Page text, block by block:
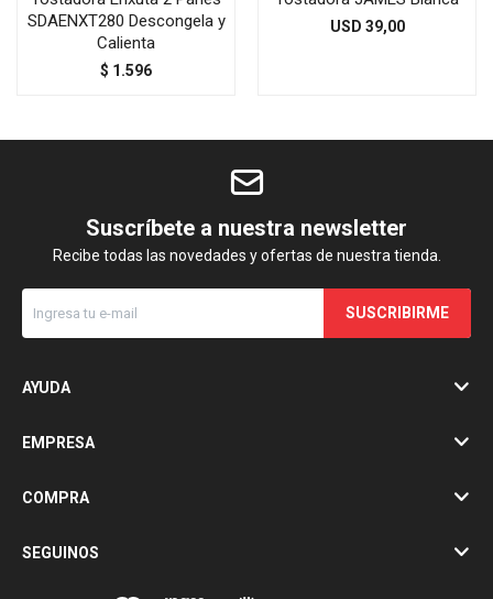
SDAENXT280 Descongela y
Calienta
$ 1.596
USD 39,00
Suscríbete a nuestra newsletter
Recibe todas las novedades y ofertas de nuestra tienda.
SUSCRIBIRME
AYUDA
EMPRESA
COMPRA
SEGUINOS